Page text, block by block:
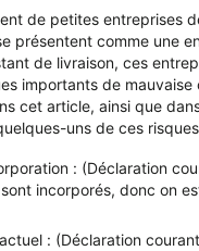
de petites entreprises
présentent comme une
de livraison, ces
importants de mauvaise
cet article, ainsi que
uns de ces
: (Déclaration
incorporés, donc on
: (Déclaration